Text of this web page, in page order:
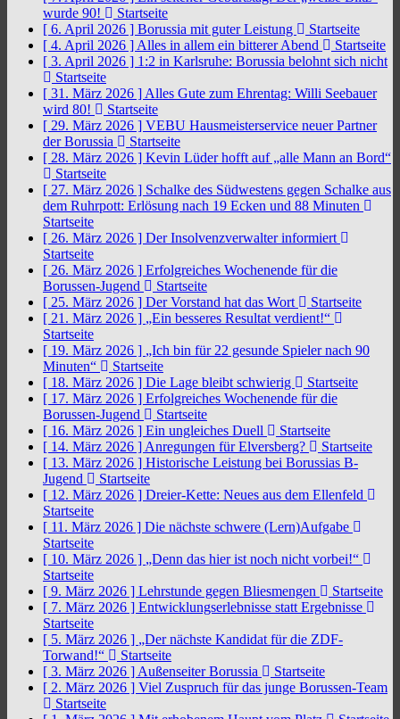
wurde 90!
Startseite
[ 6. April 2026 ] Borussia mit guter Leistung
Startseite
[ 4. April 2026 ] Alles in allem ein bitterer Abend
Startseite
[ 3. April 2026 ] 1:2 in Karlsruhe: Borussia belohnt sich nicht
Startseite
[ 31. März 2026 ] Alles Gute zum Ehrentag: Willi Seebauer
wird 80!
Startseite
[ 29. März 2026 ] VEBU Hausmeisterservice neuer Partner
der Borussia
Startseite
[ 28. März 2026 ] Kevin Lüder hofft auf „alle Mann an Bord“
Startseite
[ 27. März 2026 ] Schalke des Südwestens gegen Schalke aus
dem Ruhrpott: Erlösung nach 19 Ecken und 88 Minuten
Startseite
[ 26. März 2026 ] Der Insolvenzverwalter informiert
Startseite
[ 26. März 2026 ] Erfolgreiches Wochenende für die
Borussen-Jugend
Startseite
[ 25. März 2026 ] Der Vorstand hat das Wort
Startseite
[ 21. März 2026 ] „Ein besseres Resultat verdient!“
Startseite
[ 19. März 2026 ] „Ich bin für 22 gesunde Spieler nach 90
Minuten“
Startseite
[ 18. März 2026 ] Die Lage bleibt schwierig
Startseite
[ 17. März 2026 ] Erfolgreiches Wochenende für die
Borussen-Jugend
Startseite
[ 16. März 2026 ] Ein ungleiches Duell
Startseite
[ 14. März 2026 ] Anregungen für Elversberg?
Startseite
[ 13. März 2026 ] Historische Leistung bei Borussias B-
Jugend
Startseite
[ 12. März 2026 ] Dreier-Kette: Neues aus dem Ellenfeld
Startseite
[ 11. März 2026 ] Die nächste schwere (Lern)Aufgabe
Startseite
[ 10. März 2026 ] „Denn das hier ist noch nicht vorbei!“
Startseite
[ 9. März 2026 ] Lehrstunde gegen Bliesmengen
Startseite
[ 7. März 2026 ] Entwicklungserlebnisse statt Ergebnisse
Startseite
[ 5. März 2026 ] „Der nächste Kandidat für die ZDF-
Torwand!“
Startseite
[ 3. März 2026 ] Außenseiter Borussia
Startseite
[ 2. März 2026 ] Viel Zuspruch für das junge Borussen-Team
Startseite